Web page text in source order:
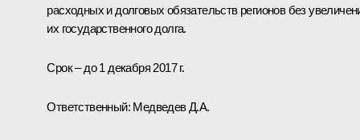
расходных и долговых обязательств регионов без
их государственного долга.
Срок – до 1 декабря 2017 г.
Ответственный: Медведев Д.А.